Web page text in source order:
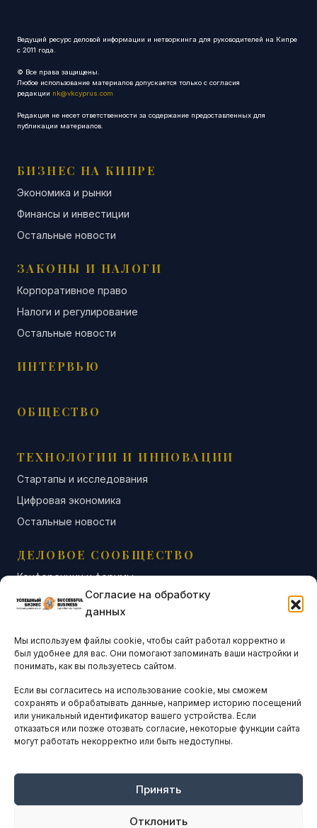
Согласие на обработку
данных
Мы используем файлы cookie, чтобы сайт работал корректно и
был удобнее для вас. Они помогают запоминать ваши настройки и
понимать, как вы пользуетесь сайтом.
Если вы согласитесь на использование cookie, мы сможем
сохранять и обрабатывать данные, например историю посещений
или уникальный идентификатор вашего устройства. Если
отказаться или позже отозвать согласие, некоторые функции сайта
могут работать некорректно или быть недоступны.
Принять
Отклонить
Ведущий ресурс деловой информации и нетворкинга для руководителей на Кипре
с 2011 года.
© Все права защищены.
Любое использование материалов допускается только с согласия
редакции nk@vkcyprus.com
Редакция не несет ответственности за содержание предоставленных для
публикации материалов.
БИЗНЕС НА КИПРЕ
Экономика и рынки
Финансы и инвестиции
Остальные новости
ЗАКОНЫ И НАЛОГИ
Корпоративное право
Налоги и регулирование
Остальные новости
ИНТЕРВЬЮ
ОБЩЕСТВО
ТЕХНОЛОГИИ И ИННОВАЦИИ
Стартапы и исследования
Цифровая экономика
Остальные новости
ДЕЛОВОЕ СООБЩЕСТВО
Конференции и форумы
Бизнес-клубы и ассоциации
Остальные новости
АНАЛИТИКА И СТАТИСТИКА
ARTICLES IN ENGLISH
НАВИГАЦИЯ
Оплата онлайн